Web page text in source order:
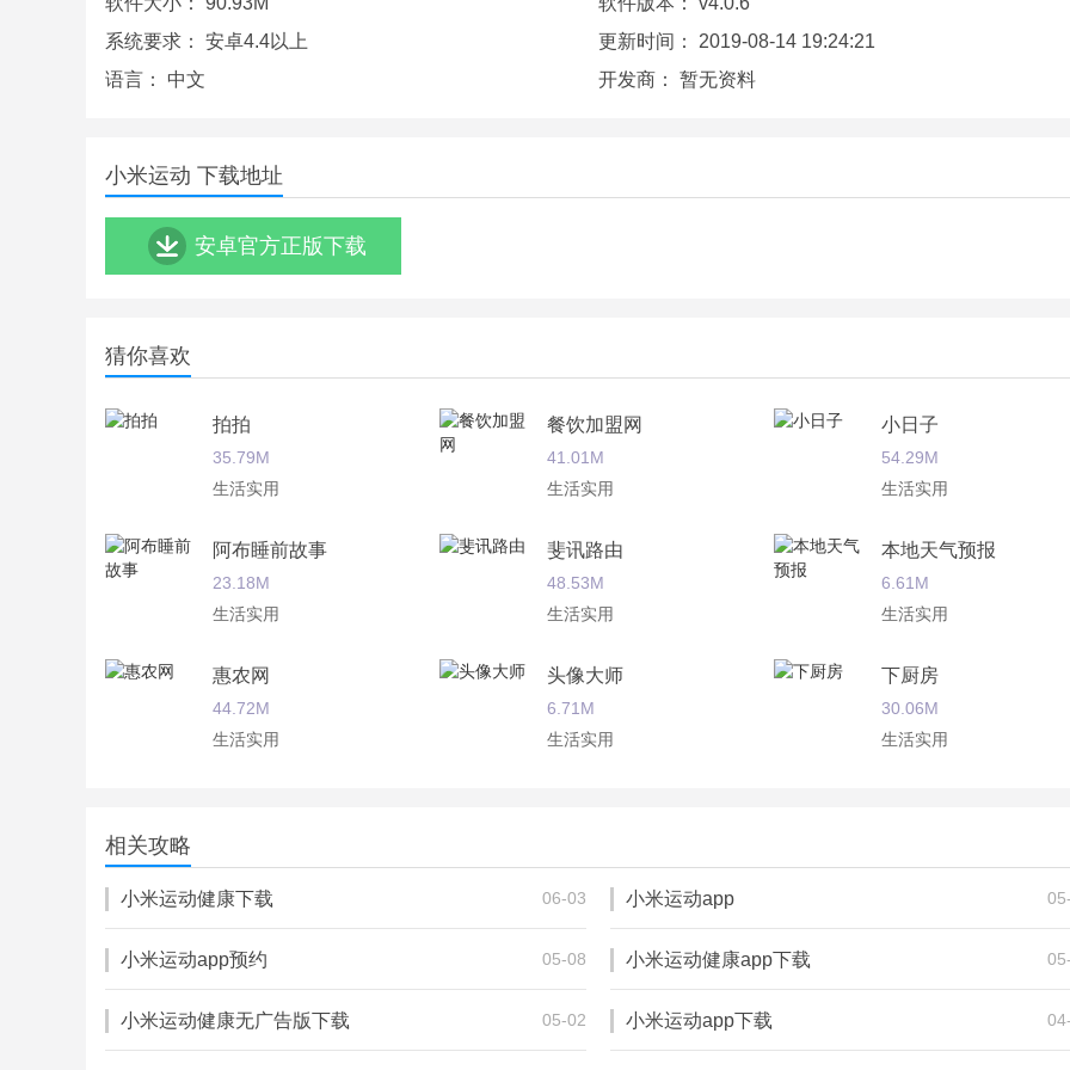
精选商城让装备控为你选装备。
系统要求： 安卓4.4以上 更新时间： 2019-08-14 19:24:21
语言： 中文 开发商： 暂无资料
小米运动 下载地址
安卓官方正版下载
猜你喜欢
拍拍
35.79M
生活实用
餐饮加盟网
41.01M
生活实用
小日子
54.29M
生活实用
阿布睡前故事
23.18M
生活实用
斐讯路由
48.53M
生活实用
本地天气预报
6.61M
生活实用
惠农网
44.72M
生活实用
头像大师
6.71M
生活实用
下厨房
30.06M
生活实用
生活实用
生活实用
生活实用
相关攻略
小米运动健康下载 06-03 小米运动app
小米运动app预约 05-08 小米运动健康app下载
小米运动健康无广告版下载 05-02 小米运动app下载